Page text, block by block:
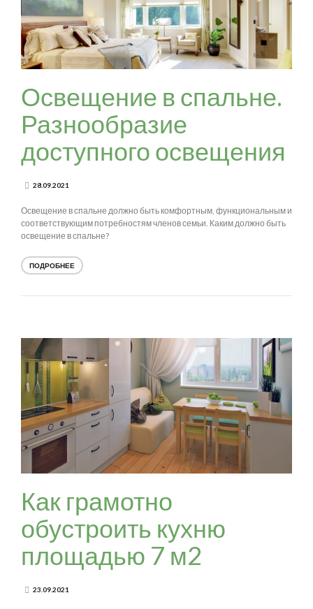
Освещение в спальне.
Разнообразие
доступного освещения
28.09.2021
Освещение в спальне должно быть комфортным, функциональным и
соответствующим потребностям членов семьи. Каким должно быть
освещение в спальне?
ПОДРОБНЕЕ
Как грамотно
обустроить кухню
площадью 7 м2
23.09.2021